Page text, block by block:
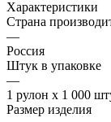
Характеристики
Страна
—
Россия
Штук в упаковке
—
1 рулон х 1 000
Размер изделия